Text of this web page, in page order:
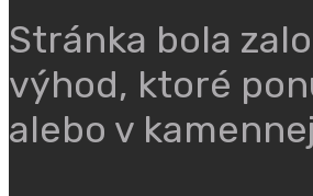
Stránka bola
výhod, ktoré
alebo v